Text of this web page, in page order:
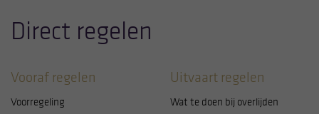
Direct regelen
Vooraf regelen
Voorregeling
Uitvaart regelen
Wat te doen bij overlijden